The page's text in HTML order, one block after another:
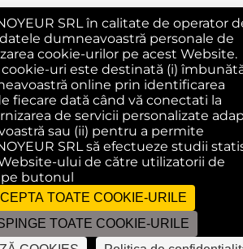
SRL în calitate de operator
dumneavoastră personale de
cookie-urilor pe acest Website.
cookie-uri este destinată (i)
online prin identificarea
fiecare dată când vă conectati la
de servicii personalizate
sau (ii) pentru a permite
SRL să efectueze studii
ului de către utilizatorii de
butonul
TOATE COOKIE-URILE
TOATE COOKIE-URILE